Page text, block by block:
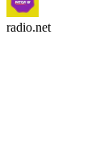
radio.net